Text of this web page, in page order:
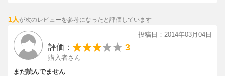
1人が次のレビューを参考になったと評価しています
投稿日：2014年03月04日
評価： 3
購入者さん
まだ読んでません